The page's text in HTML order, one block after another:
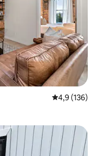
prosječna
4,9 (136)